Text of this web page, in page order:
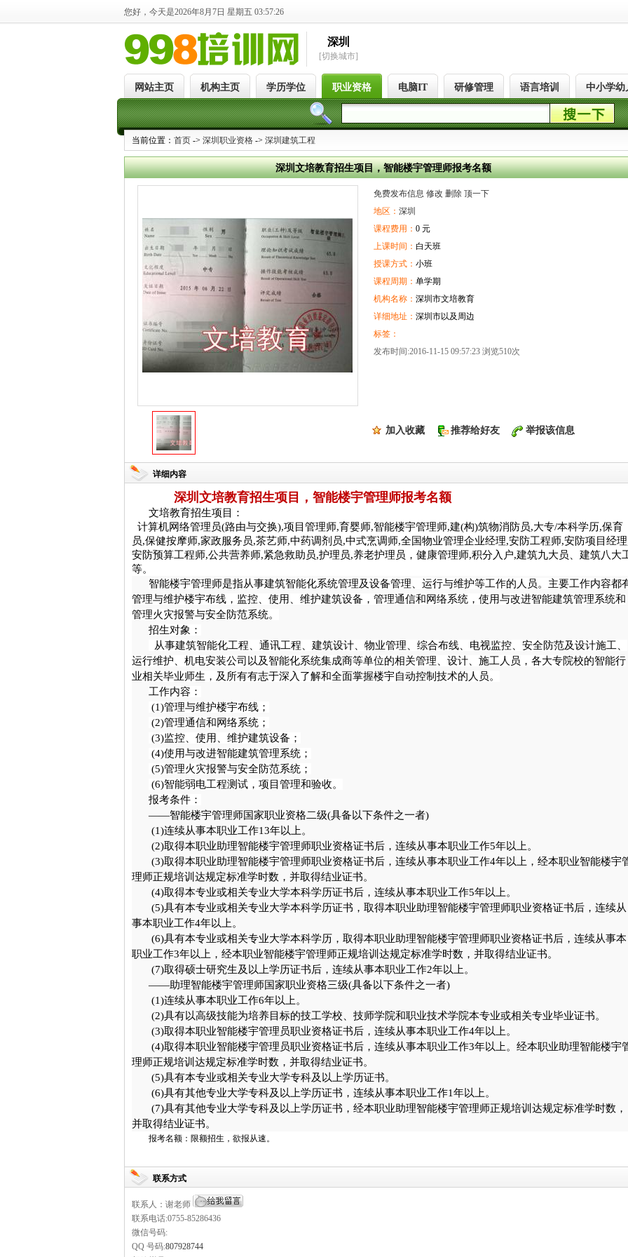
您好，今天是2026年8月7日 星期五 03:57:26
深圳
[切换城市]
网站主页 机构主页 学历学位 职业资格 电脑IT 研修管理 语言培训 中小学幼
当前位置： 首页 -> 深圳职业资格 -> 深圳建筑工程
深圳文培教育招生项目，智能楼宇管理师报考名额
免费发布信息 修改 删除 顶一下
地区： 深圳
课程费用： 0 元
上课时间： 白天班
授课方式： 小班
课程周期： 单学期
机构名称： 深圳市文培教育
详细地址： 深圳市以及周边
标签：
发布时间:2016-11-15 09:57:23 浏览510次
加入收藏 推荐给好友 举报该信息
详细内容
深圳文培教育招生项目，智能楼宇管理师报考名额
文培教育招生项目：
计算机网络管理员(路由与交换),项目管理师,育婴师,智能楼宇管理师,建(构)筑物消防员,大专/本科学历,保育
员,保健按摩师,家政服务员,茶艺师,中药调剂员,中式烹调师,全国物业管理企业经理,安防工程师,安防项目经
安防预算工程师,公共营养师,紧急救助员,护理员,养老护理员，健康管理师,积分入户,建筑九大员、建筑八大
等。
智能楼宇管理师是指从事建筑智能化系统管理及设备管理、运行与维护等工作的人员。主要工作内容都
管理与维护楼宇布线，监控、使用、维护建筑设备，管理通信和网络系统，使用与改进智能建筑管理系统和
管理火灾报警与安全防范系统。
招生对象：
从事建筑智能化工程、通讯工程、建筑设计、物业管理、综合布线、电视监控、安全防范及设计施工、
运行维护、机电安装公司以及智能化系统集成商等单位的相关管理、设计、施工人员，各大专院校的智能行
业相关毕业师生，及所有有志于深入了解和全面掌握楼宇自动控制技术的人员。
工作内容：
(1)管理与维护楼宇布线；
(2)管理通信和网络系统；
(3)监控、使用、维护建筑设备；
(4)使用与改进智能建筑管理系统；
(5)管理火灾报警与安全防范系统；
(6)智能弱电工程测试，项目管理和验收。
报考条件：
——智能楼宇管理师国家职业资格二级(具备以下条件之一者)
(1)连续从事本职业工作13年以上。
(2)取得本职业助理智能楼宇管理师职业资格证书后，连续从事本职业工作5年以上。
(3)取得本职业助理智能楼宇管理师职业资格证书后，连续从事本职业工作4年以上，经本职业智能楼宇
理师正规培训达规定标准学时数，并取得结业证书。
(4)取得本专业或相关专业大学本科学历证书后，连续从事本职业工作5年以上。
(5)具有本专业或相关专业大学本科学历证书，取得本职业助理智能楼宇管理师职业资格证书后，连续从
事本职业工作4年以上。
(6)具有本专业或相关专业大学本科学历，取得本职业助理智能楼宇管理师职业资格证书后，连续从事本
职业工作3年以上，经本职业智能楼宇管理师正规培训达规定标准学时数，并取得结业证书。
(7)取得硕士研究生及以上学历证书后，连续从事本职业工作2年以上。
——助理智能楼宇管理师国家职业资格三级(具备以下条件之一者)
(1)连续从事本职业工作6年以上。
(2)具有以高级技能为培养目标的技工学校、技师学院和职业技术学院本专业或相关专业毕业证书。
(3)取得本职业智能楼宇管理员职业资格证书后，连续从事本职业工作4年以上。
(4)取得本职业智能楼宇管理员职业资格证书后，连续从事本职业工作3年以上。经本职业助理智能楼宇
理师正规培训达规定标准学时数，并取得结业证书。
(5)具有本专业或相关专业大学专科及以上学历证书。
(6)具有其他专业大学专科及以上学历证书，连续从事本职业工作1年以上。
(7)具有其他专业大学专科及以上学历证书，经本职业助理智能楼宇管理师正规培训达规定标准学时数，
并取得结业证书。
报考名额：限额招生，欲报从速。
联系方式
联系人：谢老师
联系电话:0755-85286436
微信号码:
QQ 号码:807928744